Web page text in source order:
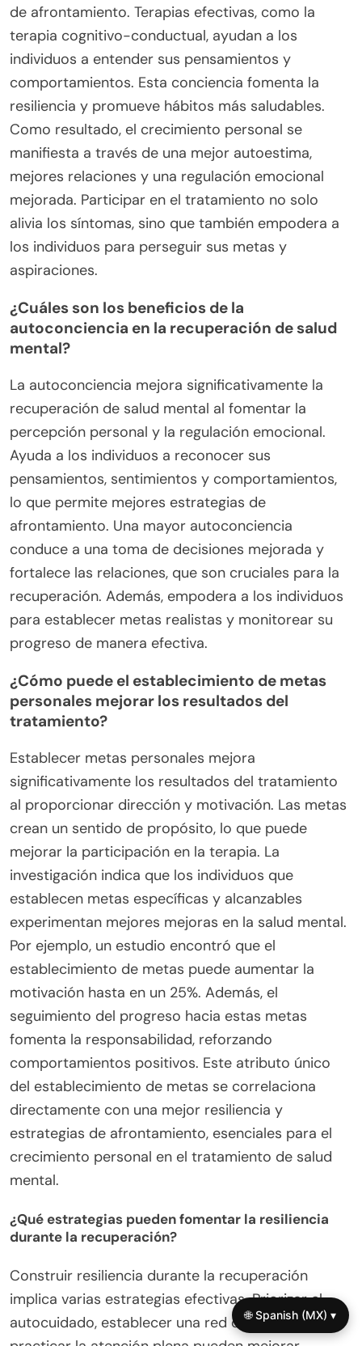
de afrontamiento. Terapias efectivas, como la
terapia cognitivo-conductual, ayudan a los
individuos a entender sus pensamientos y
comportamientos. Esta conciencia fomenta la
resiliencia y promueve hábitos más saludables.
Como resultado, el crecimiento personal se
manifiesta a través de una mejor autoestima,
mejores relaciones y una regulación emocional
mejorada. Participar en el tratamiento no solo
alivia los síntomas, sino que también empodera a
los individuos para perseguir sus metas y
aspiraciones.
¿Cuáles son los beneficios de la
autoconciencia en la recuperación de salud
mental?
La autoconciencia mejora significativamente la
recuperación de salud mental al fomentar la
percepción personal y la regulación emocional.
Ayuda a los individuos a reconocer sus
pensamientos, sentimientos y comportamientos,
lo que permite mejores estrategias de
afrontamiento. Una mayor autoconciencia
conduce a una toma de decisiones mejorada y
fortalece las relaciones, que son cruciales para la
recuperación. Además, empodera a los individuos
para establecer metas realistas y monitorear su
progreso de manera efectiva.
¿Cómo puede el establecimiento de metas
personales mejorar los resultados del
tratamiento?
Establecer metas personales mejora
significativamente los resultados del tratamiento
al proporcionar dirección y motivación. Las metas
crean un sentido de propósito, lo que puede
mejorar la participación en la terapia. La
investigación indica que los individuos que
establecen metas específicas y alcanzables
experimentan mejores mejoras en la salud mental.
Por ejemplo, un estudio encontró que el
establecimiento de metas puede aumentar la
motivación hasta en un 25%. Además, el
seguimiento del progreso hacia estas metas
fomenta la responsabilidad, reforzando
comportamientos positivos. Este atributo único
del establecimiento de metas se correlaciona
directamente con una mejor resiliencia y
estrategias de afrontamiento, esenciales para el
crecimiento personal en el tratamiento de salud
mental.
¿Qué estrategias pueden fomentar la resiliencia
durante la recuperación?
Construir resiliencia durante la recuperación
implica varias estrategias efectivas. Priorizar el
autocuidado, establecer una red de apoyo y
🌐 Spanish (MX) ▾